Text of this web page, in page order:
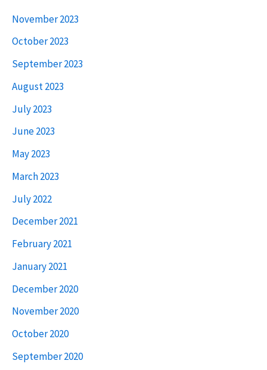
November 2023
October 2023
September 2023
August 2023
July 2023
June 2023
May 2023
March 2023
July 2022
December 2021
February 2021
January 2021
December 2020
November 2020
October 2020
September 2020